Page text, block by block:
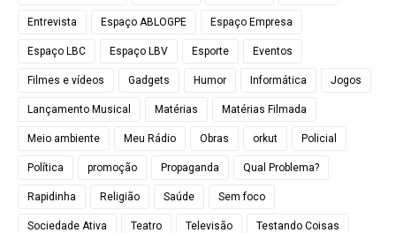
Entrevista Espaço ABLOGPE Espaço Empresa
Espaço LBC Espaço LBV Esporte Eventos
Filmes e vídeos Gadgets Humor Informática Jogos
Lançamento Musical Matérias Matérias Filmada
Meio ambiente Meu Rádio Obras orkut Policial
Política promoção Propaganda Qual Problema?
Rapidinha Religião Saúde Sem foco
Sociedade Ativa Teatro Televisão Testando Coisas